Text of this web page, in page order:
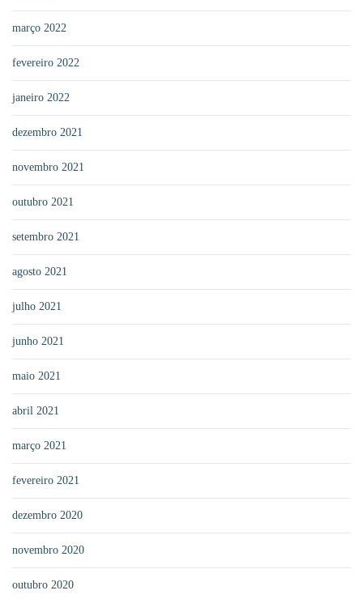
março 2022
fevereiro 2022
janeiro 2022
dezembro 2021
novembro 2021
outubro 2021
setembro 2021
agosto 2021
julho 2021
junho 2021
maio 2021
abril 2021
março 2021
fevereiro 2021
dezembro 2020
novembro 2020
outubro 2020